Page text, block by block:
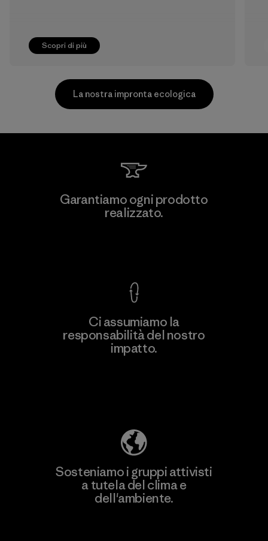
Scopri di più
Scopri di più
CKT Apparel (Pvt) Ltd. -
Agalawatte
La nostra impronta ecologica
Garantiamo ogni prodotto
realizzato.
Ci assumiamo la
responsabilità del nostro
impatto.
Sosteniamo i gruppi attivisti
a tutela del clima e
dell'ambiente.